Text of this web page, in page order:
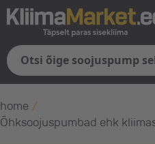
home /
Õhksoojuspumbad ehk